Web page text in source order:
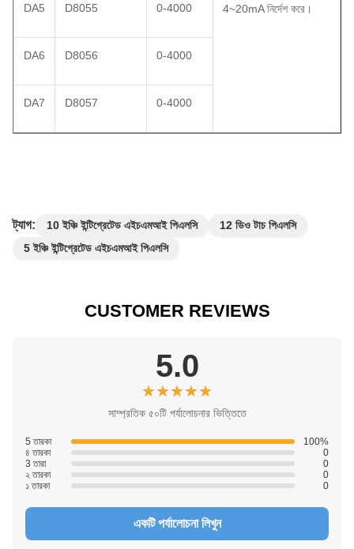
4~20mA নির্দেশ করে।
DA5 D8055 0-4000
DA6 D8056 0-4000
DA7 D8057 0-4000
ট্যাগ: 10 ইঞ্চি ইন্টিগ্রেটেড এইচএমআই পিএলসি
12 ডিও টাচ পিএলসি
5 ইঞ্চি ইন্টিগ্রেটেড এইচএমআই পিএলসি
CUSTOMER REVIEWS
5.0
★★★★★
★★★★★
সাম্প্রতিক ৫০টি পর্যালোচনার ভিত্তিতে
5 তারকা
100%
৪ তারকা
0
3 তারা
0
২ তারকা
0
১ তারকা
0
একটি পর্যালোচনা লিখুন